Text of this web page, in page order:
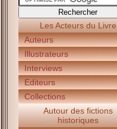
Les Acteurs du Livre
Auteurs
Illustrateurs
Interviews
Editeurs
Collections
Autour des fictions
historiques